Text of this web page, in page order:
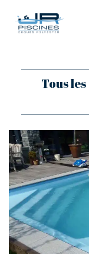
ACCUEIL
POLYESTER
PISCINES
EQUIPEMENTS
Tous